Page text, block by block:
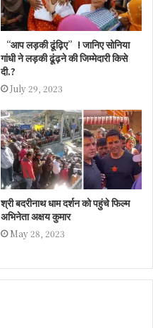
“आप लड़की ढूंढ़िए”! जानिए सोनिया
गांधी ने लड़की ढूंढ़ने की जिम्मेदारी किसे
दी.?
July 29, 2023
श्री बदरीनाथ धाम दर्शन को पहुंचे फिल्म
अभिनेता अक्षय कुमार
May 28, 2023